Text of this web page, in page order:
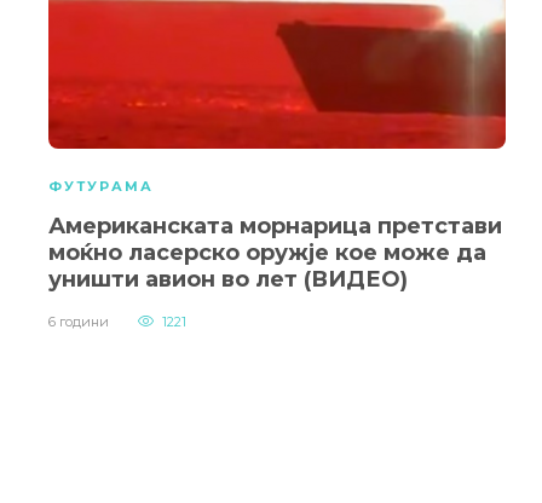
ФУТУРАМА
Американската морнарица претстави
моќно ласерско оружје кое може да
уништи авион во лет (ВИДЕО)
6 години 1221